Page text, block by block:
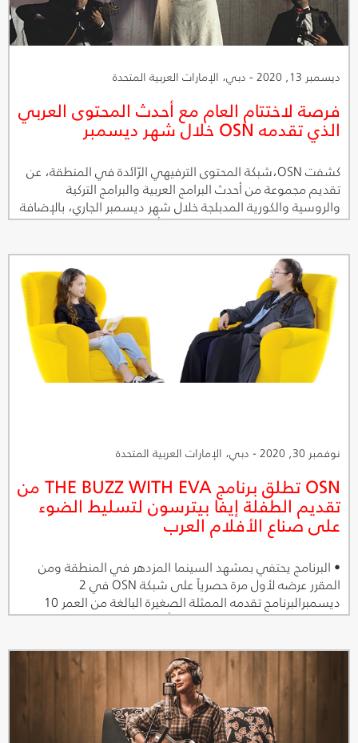
ديسمبر 13, 2020 - دبي، الإمارات العربية المتحدة
فرصة لاختتام العام مع أحدث المحتوى العربي
الذي تقدمه OSN خلال شهر ديسمبر
كشفت OSN،شبكة المحتوى الترفيهي الرّائدة في المنطقة، عن
تقديم مجموعة من أحدث البرامج العربية والبرامج التركية
والروسية والكورية المدبلجة خلال شهر ديسمبر الجاري، بالإضافة
إلى تشكيلة من الأفلام الكوميدية وأفلام الدراما، وقناة مؤقتة
سينما.
نوفمبر 30, 2020 - دبي، الإمارات العربية المتحدة
OSN تطلق برنامج THE BUZZ WITH EVA من
تقديم الطفلة إيفا بيترسون لتسليط الضوء
على صناع الأفلام العرب
• البرنامج يحتفي بمشهد السينما المزدهر في المنطقة ومن
المقرر عرضه لأول مرة حصرياً على شبكة OSN في 2
ديسمبرالبرنامج تقدمه الممثلة الصغيرة البالغة من العمر 10
سنوات إيفا بيترسون ويستضيف أشهر المخرجين الإماراتيين مثل
وغيرهم